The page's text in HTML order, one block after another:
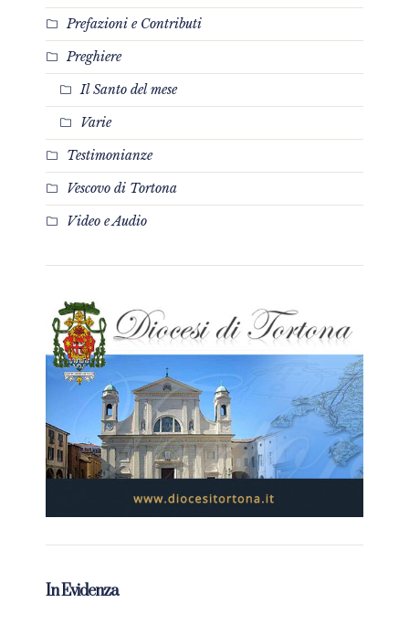
Prefazioni e Contributi
Preghiere
Il Santo del mese
Varie
Testimonianze
Vescovo di Tortona
Video e Audio
In Evidenza